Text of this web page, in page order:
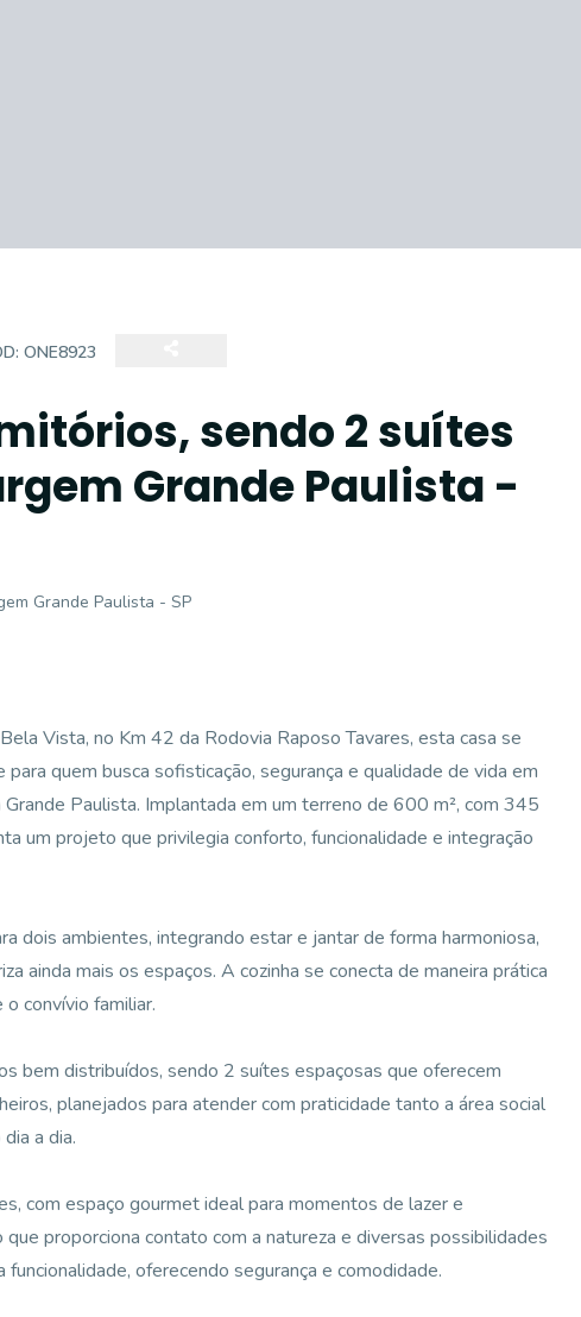
ONE8923
sendo 2 suítes
Grande Paulista -
Grande Paulista - SP
Vista, no Km 42 da Rodovia Raposo Tavares, esta casa se
quem busca sofisticação, segurança e qualidade de vida em
Paulista. Implantada em um terreno de 600 m², com 345
um projeto que privilegia conforto, funcionalidade e integração
dois ambientes, integrando estar e jantar de forma harmoniosa,
ainda mais os espaços. A cozinha se conecta de maneira prática
convívio familiar.
bem distribuídos, sendo 2 suítes espaçosas que oferecem
planejados para atender com praticidade tanto a área social
a dia.
com espaço gourmet ideal para momentos de lazer e
proporciona contato com a natureza e diversas possibilidades
oferecendo segurança e comodidade.